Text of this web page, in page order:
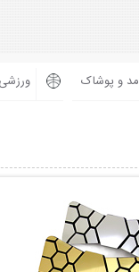
مد و پوشاک